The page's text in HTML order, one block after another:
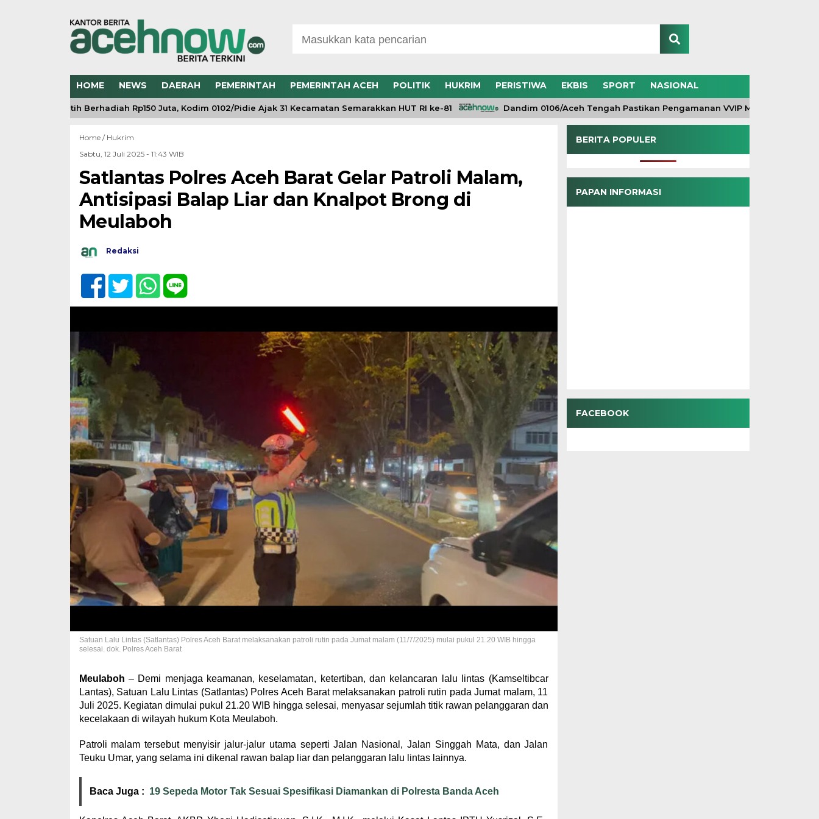
HOME NEWS DAERAH PEMERINTAH PEMERINTAH ACEH POLITIK HUKRIM PERISTIWA EKBIS SPORT NASIONAL
Merah Putih Berhadiah Rp150 Juta, Kodim 0102/Pidie Ajak 31 Kecamatan Semarakkan HUT RI ke-81 Dandim 0106/Aceh Tengah Pastikan Pengamanan VVIP Maksimal,
Home / Hukrim
Sabtu, 12 Juli 2025 - 11:43 WIB
Satlantas Polres Aceh Barat Gelar Patroli Malam,
Antisipasi Balap Liar dan Knalpot Brong di
Meulaboh
Redaksi
Satuan Lalu Lintas (Satlantas) Polres Aceh Barat melaksanakan patroli rutin pada Jumat malam (11/7/2025) mulai pukul 21.20 WIB hingga
selesai. dok. Polres Aceh Barat
Meulaboh – Demi menjaga keamanan, keselamatan, ketertiban, dan kelancaran lalu lintas (Kamseltibcar
Lantas), Satuan Lalu Lintas (Satlantas) Polres Aceh Barat melaksanakan patroli rutin pada Jumat malam, 11
Juli 2025. Kegiatan dimulai pukul 21.20 WIB hingga selesai, menyasar sejumlah titik rawan pelanggaran dan
kecelakaan di wilayah hukum Kota Meulaboh.
Patroli malam tersebut menyisir jalur-jalur utama seperti Jalan Nasional, Jalan Singgah Mata, dan Jalan
Teuku Umar, yang selama ini dikenal rawan balap liar dan pelanggaran lalu lintas lainnya.
Baca Juga : 19 Sepeda Motor Tak Sesuai Spesifikasi Diamankan di Polresta Banda Aceh
BERITA POPULER
PAPAN INFORMASI
FACEBOOK